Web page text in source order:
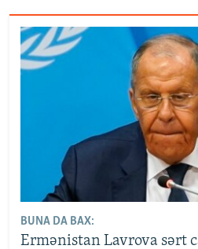
BUNA DA BAX:
Ermənistan Lavrova sərt